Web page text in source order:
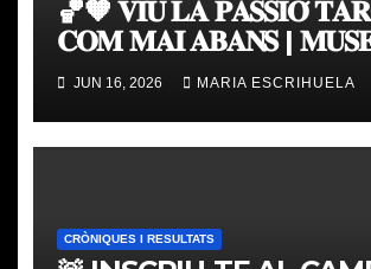
🏀🧡 𝐕𝐈𝐔 𝐋𝐀 𝐏𝐀𝐒𝐒𝐈𝐎́
𝐂𝐎𝐌 𝐌𝐀𝐈 𝐀𝐁𝐀𝐍𝐒 |
𝐓𝐎𝐔𝐑 𝐕𝐀𝐋𝐄𝐍𝐂𝐈𝐀
JUN 16, 2026 MARIA ESCRIHUELA
CRÒNIQUES I RESULTATS